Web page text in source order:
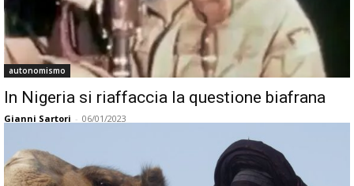
autonomismo
In Nigeria si riaffaccia la questione biafrana
Gianni Sartori - 06/01/2023